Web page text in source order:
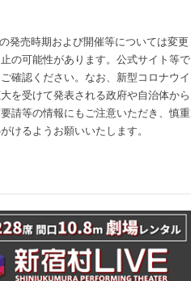
発売時期および開催等については変更
の可能性があります。公式サイト等で
確認ください。なお、新型コロナウイ
を受けて発表される政府や自治体から
請等の情報にもご注意いただき、慎重
けるようお願いいたします。